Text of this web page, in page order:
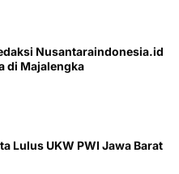
Nusantaraindonesia.id
di Majalengka
Lulus UKW PWI Jawa Barat